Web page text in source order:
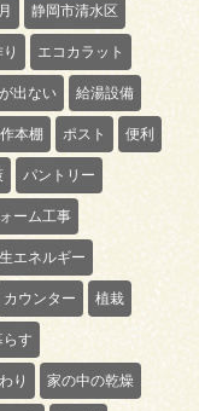
静岡市清水区
エコカラット
出ない 給湯設備
本棚 ポスト 便利
パントリー
ーム工事
エネルギー
カウンター 植栽
らす
り 家の中の乾燥